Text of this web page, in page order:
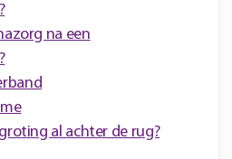
na een
al achter de rug?